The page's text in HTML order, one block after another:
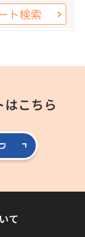
ト検索
はこちら
公式コロ
て